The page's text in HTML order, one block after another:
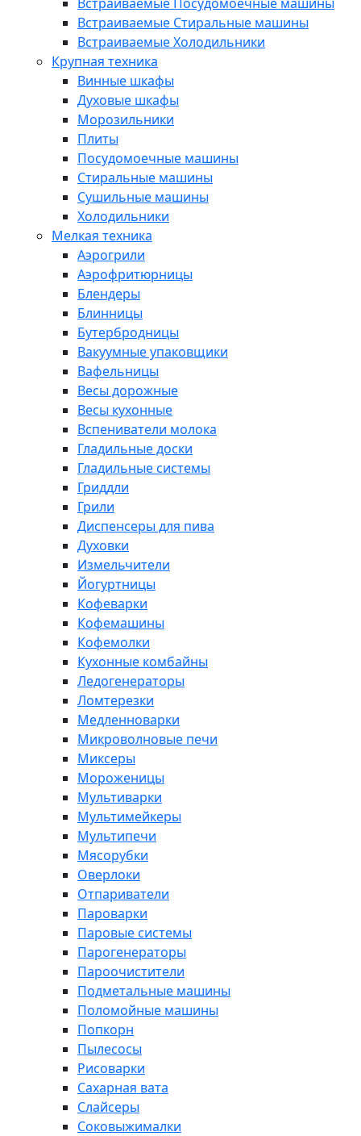
Встраиваемые Стиральные машины
Встраиваемые Холодильники
Крупная техника
Винные шкафы
Духовые шкафы
Морозильники
Плиты
Посудомоечные машины
Стиральные машины
Сушильные машины
Холодильники
Мелкая техника
Аэрогрили
Аэрофритюрницы
Блендеры
Блинницы
Бутербродницы
Вакуумные упаковщики
Вафельницы
Весы дорожные
Весы кухонные
Вспениватели молока
Гладильные доски
Гладильные системы
Гриддли
Грили
Диспенсеры для пива
Духовки
Измельчители
Йогуртницы
Кофеварки
Кофемашины
Кофемолки
Кухонные комбайны
Ледогенераторы
Ломтерезки
Медленноварки
Микроволновые печи
Миксеры
Мороженицы
Мультиварки
Мультимейкеры
Мультипечи
Мясорубки
Оверлоки
Отпариватели
Пароварки
Паровые системы
Парогенераторы
Пароочистители
Подметальные машины
Поломойные машины
Попкорн
Пылесосы
Рисоварки
Сахарная вата
Слайсеры
Соковыжималки